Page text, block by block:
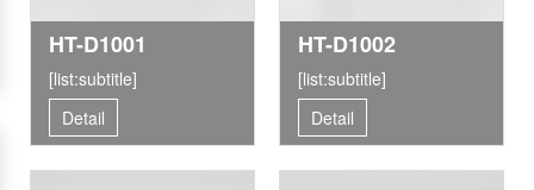
HT-D1001
[list:subtitle]
Detail
HT-D1002
[list:subtitle]
Detail